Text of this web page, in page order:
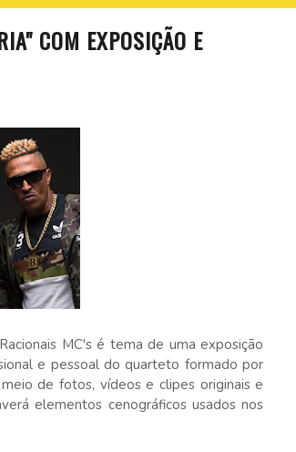
COM EXPOSIÇÃO E
MC's é tema de uma exposição
e pessoal do quarteto formado por
de fotos, vídeos e clipes originais e
elementos cenográficos usados nos